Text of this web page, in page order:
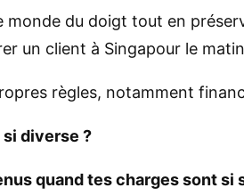
monde du doigt tout en
un client à Singapour le
règles, notamment
diverse ?
quand tes charges sont si